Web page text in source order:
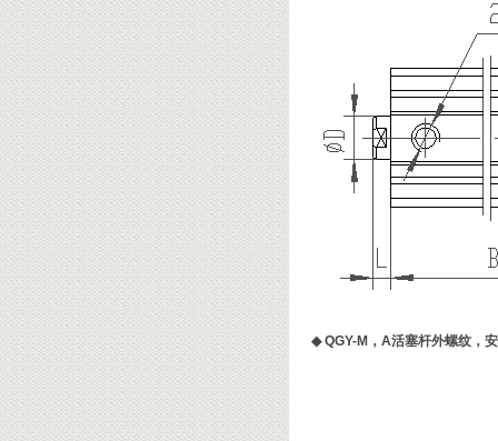
◆QGY-M，A活塞杆外螺纹，